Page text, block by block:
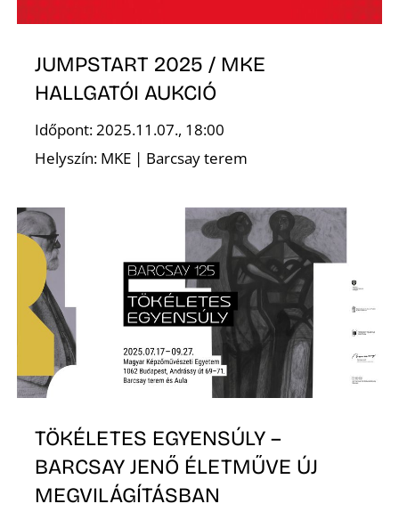
JUMPSTART 2025 / MKE
HALLGATÓI AUKCIÓ
Időpont: 2025.11.07., 18:00
Helyszín: MKE | Barcsay terem
TÖKÉLETES EGYENSÚLY –
BARCSAY JENŐ ÉLETMŰVE ÚJ
MEGVILÁGÍTÁSBAN